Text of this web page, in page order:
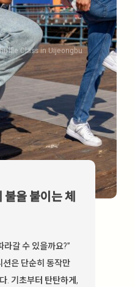
기
는
5월
07일
Class in Uijeongbu
을 붙이는 체
라갈 수 있을까요?”
션은 단순히 동작만
. 기초부터 탄탄하게,